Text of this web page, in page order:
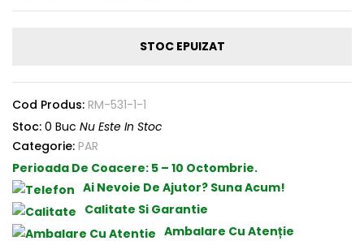
STOC EPUIZAT
Cod Produs: RM-531-1-1
Stoc: 0 Buc Nu Este In Stoc
Categorie: PAR
Perioada De Coacere: 5 – 10 Octombrie.
Ai Nevoie De Ajutor? Suna Acum!
Calitate Si Garantie
Ambalare Cu Atenție